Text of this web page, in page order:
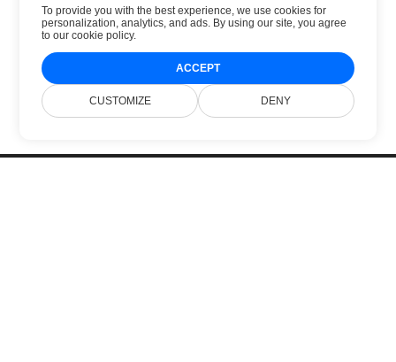
To provide you with the best experience, we use cookies for
personalization, analytics, and ads. By using our site, you agree
toour cookie policy.
ACCEPT
CUSTOMIZE DENY